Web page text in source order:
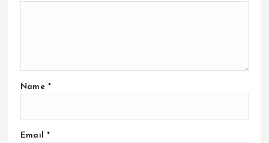
Name *
Email *